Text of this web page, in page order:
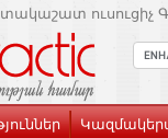
ուսուցիչ